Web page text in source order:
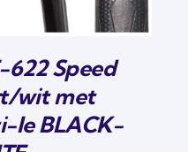
622 Speed
wit met
le BLACK-